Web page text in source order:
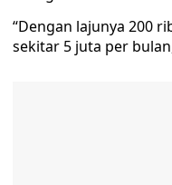
“Dengan lajunya 200
sekitar 5 juta per